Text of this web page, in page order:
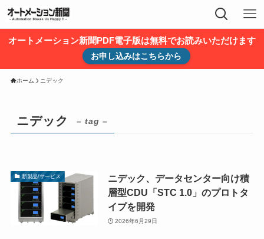
オートメーション新聞PDF電子版は無料でお読みいただけます
お申し込みはこちらから
ホーム ニデック
ニデック – tag –
新製品/サービス
ニデック、データセンター向け積
層型CDU「STC 1.0」のプロトタ
イプを開発
2026年6月29日